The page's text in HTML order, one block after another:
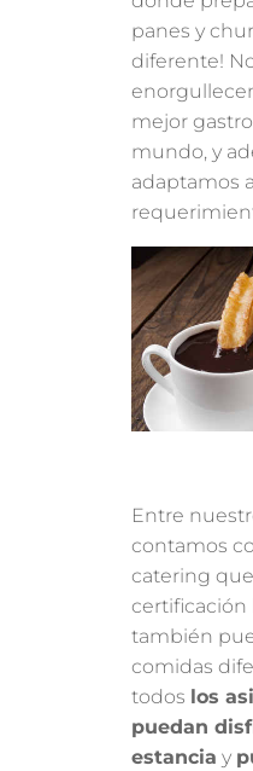
panes y
diferente!
mejor
mundo, y
adaptamos
Entre
contamos
catering
certificación
también
comidas
todos los
puedan
estancia y